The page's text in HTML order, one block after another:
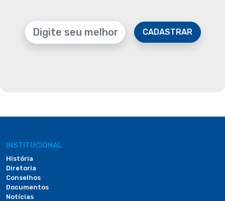
CADASTRAR
INSTITUCIONAL
História
Diretoria
Conselhos
Documentos
Notícias